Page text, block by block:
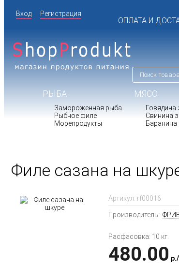
Вход Регистрация
ОПЛАТА И
РЫБА
Замороженная рыба
Рыбное филе
Морепродукты
МЯСО
Свинина
Филе сазана на
Артикул: rf00016
Производитель:
Расфасовка: 10 кг.
480.00 p./